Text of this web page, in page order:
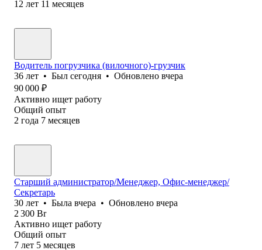
12 лет 11 месяцев
Водитель погрузчика (вилочного)-грузчик
36 лет • Был сегодня • Обновлено вчера
90 000 ₽
Активно ищет работу
Общий опыт
2 года 7 месяцев
Старший администратор/Менеджер, Офис-менеджер/
Секретарь
30 лет • Была вчера • Обновлено вчера
2 300 Br
Активно ищет работу
Общий опыт
7 лет 5 месяцев